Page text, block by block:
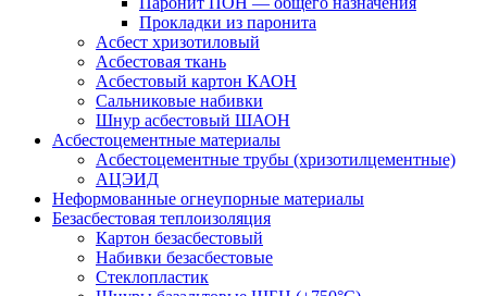
Прокладки из паронита
Асбест хризотиловый
Асбестовая ткань
Асбестовый картон КАОН
Сальниковые набивки
Шнур асбестовый ШАОН
Асбестоцементные материалы
Асбестоцементные трубы (хризотилцементные)
АЦЭИД
Неформованные огнеупорные материалы
Безасбестовая теплоизоляция
Картон безасбестовый
Набивки безасбестовые
Стеклопластик